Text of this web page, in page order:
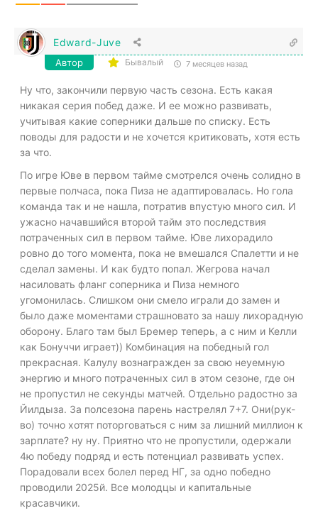
Edward-Juve
Автор Бывалый 7 месяцев назад
Ну что, закончили первую часть сезона. Есть какая
никакая серия побед даже. И ее можно развивать,
учитывая какие соперники дальше по списку. Есть
поводы для радости и не хочется критиковать, хотя есть
за что.
По игре Юве в первом тайме смотрелся очень солидно в
первые полчаса, пока Пиза не адаптировалась. Но гола
команда так и не нашла, потратив впустую много сил. И
ужасно начавшийся второй тайм это последствия
потраченных сил в первом тайме. Юве лихорадило
ровно до того момента, пока не вмешался Спалетти и не
сделал замены. И как будто попал. Жегрова начал
насиловать фланг соперника и Пиза немного
угомонилась. Слишком они смело играли до замен и
было даже моментами страшновато за нашу лихорадную
оборону. Благо там был Бремер теперь, а с ним и Келли
как Бонуччи играет)) Комбинация на победный гол
прекрасная. Калулу вознагражден за свою неуемную
энергию и много потраченных сил в этом сезоне, где он
не пропустил не секунды матчей. Отдельно радостно за
Йилдыза. За полсезона парень настрелял 7+7. Они(рук-
во) точно хотят поторговаться с ним за лишний миллион к
зарплате? ну ну. Приятно что не пропустили, одержали
4ю победу подряд и есть потенциал развивать успех.
Порадовали всех болел перед НГ, за одно победно
проводили 2025й. Все молодцы и капитальные
красавчики.